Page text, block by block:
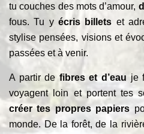
tu couches des mots d’amour,
fous. Tu y écris billets et
stylise pensées, visions et
passées et à venir.
A partir defibres et d’eau je
voyagent loin et portent tes
créer tes propres papiers
monde. De la forêt, de la